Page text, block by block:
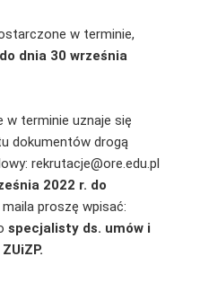
w terminie,
do dnia 30 września
terminie uznaje się
dokumentów drogą
rekrutacje@ore.edu.pl
2022 r. do
proszę wpisać:
specjalisty ds. umów i